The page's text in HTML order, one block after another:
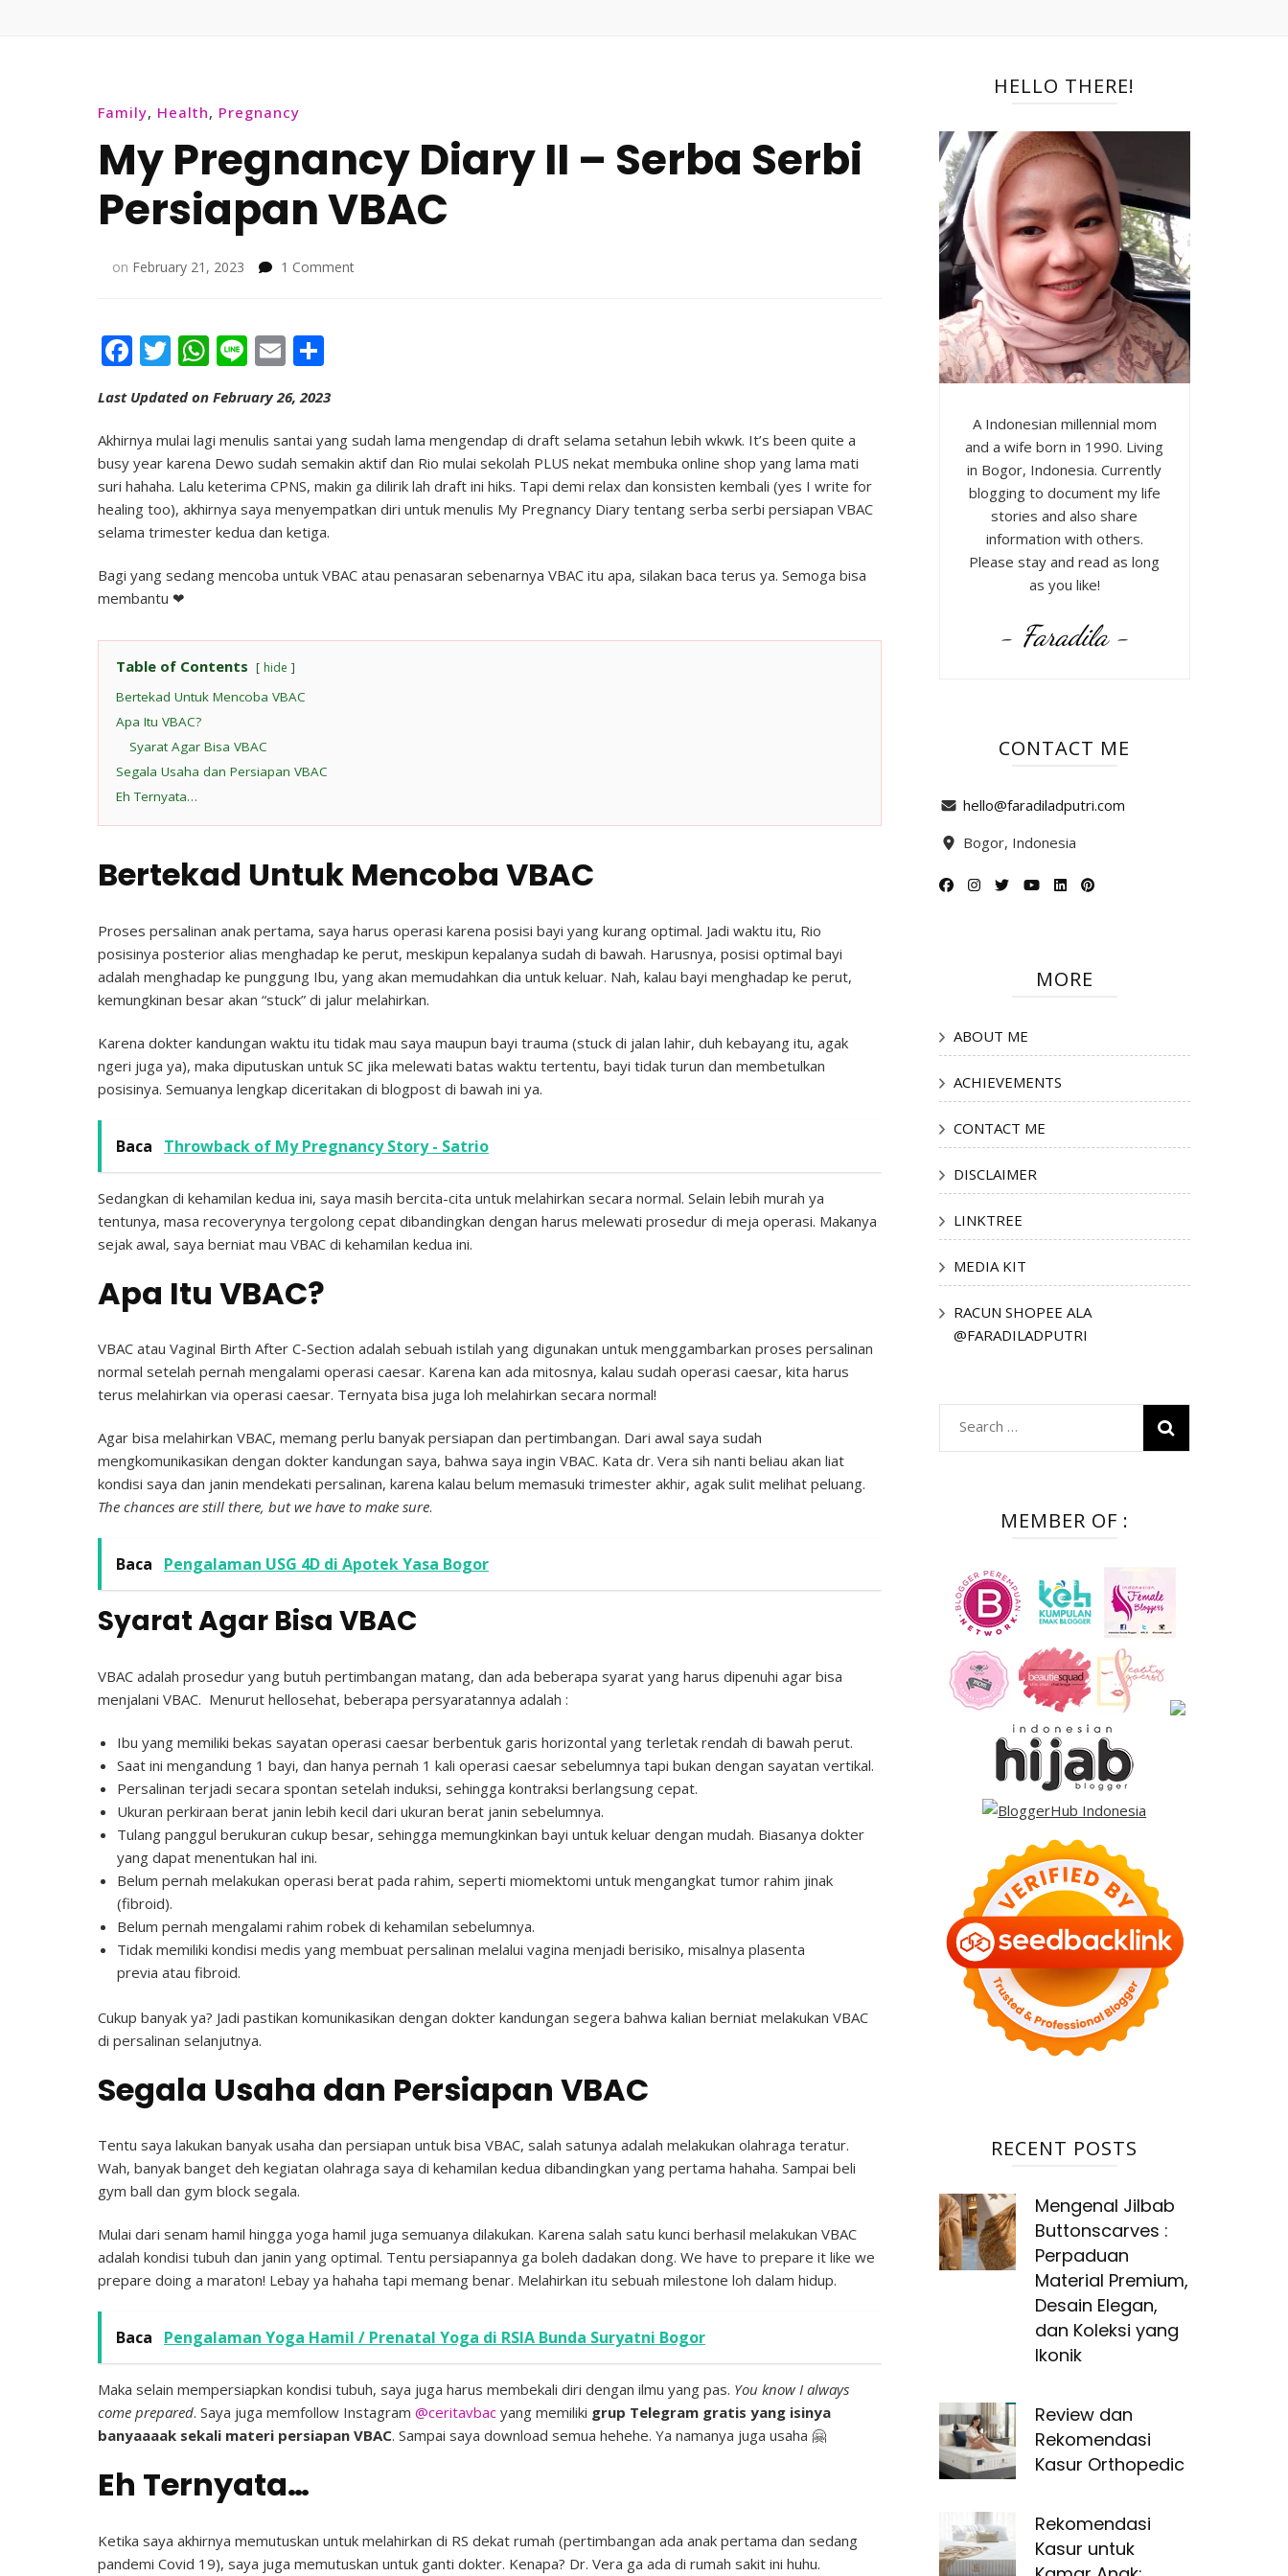
Family, Health, Pregnancy
My Pregnancy Diary II – Serba Serbi
Persiapan VBAC
on February 21, 2023 1 Commenton
VBAC
Facebook
Twitter
WhatsApp
LineEmail
Last Updated on February 26, 2023
Akhirnya mulai lagi menulis santai yang sudah lama mengendap di draft selama setahun lebih wkwk. It’s been quite a
busy year karena Dewo sudah semakin aktif dan Rio mulai sekolah PLUS nekat membuka online shop yang lama mati
suri hahaha. Lalu keterima CPNS, makin ga dilirik lah draft ini hiks. Tapi demi relax dan konsisten kembali (yes I write for
healing too), akhirnya saya menyempatkan diri untuk menulis My Pregnancy Diary tentang serba serbi persiapan VBAC
selama trimester kedua dan ketiga.
Bagi yang sedang mencoba untuk VBAC atau penasaran sebenarnya VBAC itu apa, silakan baca terus ya. Semoga bisa
membantu ❤
Table of Contents hide
Bertekad Untuk Mencoba VBAC
Apa Itu VBAC?
Syarat Agar Bisa VBAC
Segala Usaha dan Persiapan VBAC
Eh Ternyata…
Bertekad Untuk Mencoba VBAC
Proses persalinan anak pertama, saya harus operasi karena posisi bayi yang kurang optimal. Jadi waktu itu, Rio
posisinya posterior alias menghadap ke perut, meskipun kepalanya sudah di bawah. Harusnya, posisi optimal bayi
adalah menghadap ke punggung Ibu, yang akan memudahkan dia untuk keluar. Nah, kalau bayi menghadap ke perut,
kemungkinan besar akan “stuck” di jalur melahirkan.
Karena dokter kandungan waktu itu tidak mau saya maupun bayi trauma (stuck di jalan lahir, duh kebayang itu, agak
ngeri juga ya), maka diputuskan untuk SC jika melewati batas waktu tertentu, bayi tidak turun dan membetulkan
posisinya. Semuanya lengkap diceritakan di blogpost di bawah ini ya.
Baca Throwback of My Pregnancy Story - Satrio
Sedangkan di kehamilan kedua ini, saya masih bercita-cita untuk melahirkan secara normal. Selain lebih murah ya
tentunya, masa recoverynya tergolong cepat dibandingkan dengan harus melewati prosedur di meja operasi. Makanya
sejak awal, saya berniat mau VBAC di kehamilan kedua ini.
Apa Itu VBAC?
VBAC atau Vaginal Birth After C-Section adalah sebuah istilah yang digunakan untuk menggambarkan proses persalinan
normal setelah pernah mengalami operasi caesar. Karena kan ada mitosnya, kalau sudah operasi caesar, kita harus
terus melahirkan via operasi caesar. Ternyata bisa juga loh melahirkan secara normal!
Agar bisa melahirkan VBAC, memang perlu banyak persiapan dan pertimbangan. Dari awal saya sudah
mengkomunikasikan dengan dokter kandungan saya, bahwa saya ingin VBAC. Kata dr. Vera sih nanti beliau akan liat
kondisi saya dan janin mendekati persalinan, karena kalau belum memasuki trimester akhir, agak sulit melihat peluang.
The chances are still there, but we have to make sure.
Baca Pengalaman USG 4D di Apotek Yasa Bogor
Syarat Agar Bisa VBAC
VBAC adalah prosedur yang butuh pertimbangan matang, dan ada beberapa syarat yang harus dipenuhi agar bisa
menjalani VBAC. Menurut hellosehat, beberapa persyaratannya adalah :
Ibu yang memiliki bekas sayatan operasi caesar berbentuk garis horizontal yang terletak rendah di bawah perut.
Saat ini mengandung 1 bayi, dan hanya pernah 1 kali operasi caesar sebelumnya tapi bukan dengan sayatan vertikal.
Persalinan terjadi secara spontan setelah induksi, sehingga kontraksi berlangsung cepat.
Ukuran perkiraan berat janin lebih kecil dari ukuran berat janin sebelumnya.
Tulang panggul berukuran cukup besar, sehingga memungkinkan bayi untuk keluar dengan mudah. Biasanya dokter
yang dapat menentukan hal ini.
Belum pernah melakukan operasi berat pada rahim, seperti miomektomi untuk mengangkat tumor rahim jinak
(fibroid).
Belum pernah mengalami rahim robek di kehamilan sebelumnya.
Tidak memiliki kondisi medis yang membuat persalinan melalui vagina menjadi berisiko, misalnya plasenta
previa atau fibroid.
Cukup banyak ya? Jadi pastikan komunikasikan dengan dokter kandungan segera bahwa kalian berniat melakukan VBAC
di persalinan selanjutnya.
Segala Usaha dan Persiapan VBAC
Tentu saya lakukan banyak usaha dan persiapan untuk bisa VBAC, salah satunya adalah melakukan olahraga teratur.
Wah, banyak banget deh kegiatan olahraga saya di kehamilan kedua dibandingkan yang pertama hahaha. Sampai beli
gym ball dan gym block segala.
Mulai dari senam hamil hingga yoga hamil juga semuanya dilakukan. Karena salah satu kunci berhasil melakukan VBAC
adalah kondisi tubuh dan janin yang optimal. Tentu persiapannya ga boleh dadakan dong. We have to prepare it like we
prepare doing a maraton! Lebay ya hahaha tapi memang benar. Melahirkan itu sebuah milestone loh dalam hidup.
Baca Pengalaman Yoga Hamil / Prenatal Yoga di RSIA Bunda Suryatni Bogor
Maka selain mempersiapkan kondisi tubuh, saya juga harus membekali diri dengan ilmu yang pas. You know I always
come prepared. Saya juga memfollow Instagram @ceritavbac yang memiliki grup Telegram gratis yang isinya
banyaaaak sekali materi persiapan VBAC. Sampai saya download semua hehehe. Ya namanya juga usaha 🤗
Eh Ternyata…
Ketika saya akhirnya memutuskan untuk melahirkan di RS dekat rumah (pertimbangan ada anak pertama dan sedang
pandemi Covid 19), saya juga memutuskan untuk ganti dokter. Kenapa? Dr. Vera ga ada di rumah sakit ini huhu.
HELLO THERE!
A Indonesian millennial mom
and a wife born in 1990. Living
in Bogor, Indonesia. Currently
blogging to document my life
stories and also share
information with others.
Please stay and read as long
as you like!
- Faradila -
CONTACT ME
hello@faradiladputri.com
Bogor, Indonesia
MORE
ABOUT ME
ACHIEVEMENTS
CONTACT ME
DISCLAIMER
LINKTREE
MEDIA KIT
RACUN SHOPEE ALA
@FARADILADPUTRI
Search
for:
MEMBER OF :
RECENT POSTS
Mengenal Jilbab
Buttonscarves :
Perpaduan
Material Premium,
Desain Elegan,
dan Koleksi yang
Ikonik
Review dan
Rekomendasi
Kasur Orthopedic
Rekomendasi
Kasur untuk